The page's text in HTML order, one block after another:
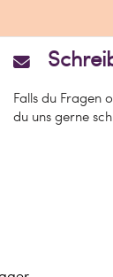
Falls du Fragen
du uns gerne